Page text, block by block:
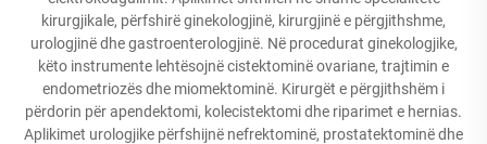
kirurgjikale, përfshirë ginekologjinë, kirurgjinë e përgjithshme,
urologjinë dhe gastroenterologjinë. Në procedurat ginekologjike,
këto instrumente lehtësojnë cistektominë ovariane, trajtimin e
endometriozës dhe miomektominë. Kirurgët e përgjithshëm i
përdorin për apendektomi, kolecistektomi dhe riparimet e hernias.
Aplikimet urologjike përfshijnë nefrektominë, prostatektominë dhe